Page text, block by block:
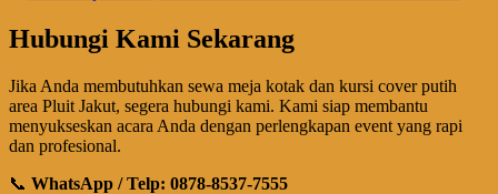
Hubungi Kami Sekarang
Jika Anda membutuhkan sewa meja kotak dan kursi cover putih
area Pluit Jakut, segera hubungi kami. Kami siap membantu
menyukseskan acara Anda dengan perlengkapan event yang rapi
dan profesional.
📞 WhatsApp / Telp: 0878-8537-7555